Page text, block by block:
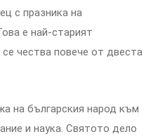
с празника на
е най-старият
чества повече от двеста
на българския народ към
и наука. Святото дело